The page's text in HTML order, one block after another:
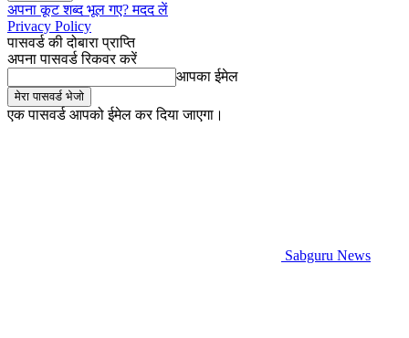
अपना कूट शब्द भूल गए? मदद लें
Privacy Policy
पासवर्ड की दोबारा प्राप्ति
अपना पासवर्ड रिकवर करें
आपका ईमेल
एक पासवर्ड आपको ईमेल कर दिया जाएगा।
Sabguru News